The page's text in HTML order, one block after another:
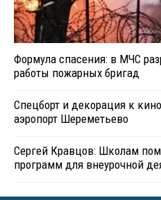
Формула спасения: в МЧС
работы пожарных бригад
Спецборт и декорация к
аэропорт Шереметьево
Сергей Кравцов: Школам
программ для внеурочной